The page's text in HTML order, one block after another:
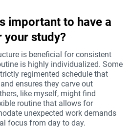
important to have a
study?
is beneficial for consistent
is highly individualized. Some
regimented schedule that
ensures they carve out
like myself, might find
routine that allows for
unexpected work demands
focus from day to day.